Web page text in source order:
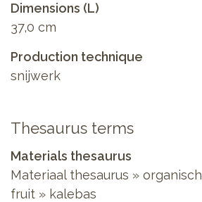
Dimensions (L)
37,0 cm
Production technique
snijwerk
Thesaurus terms
Materials thesaurus
Materiaal thesaurus » organisch
fruit » kalebas